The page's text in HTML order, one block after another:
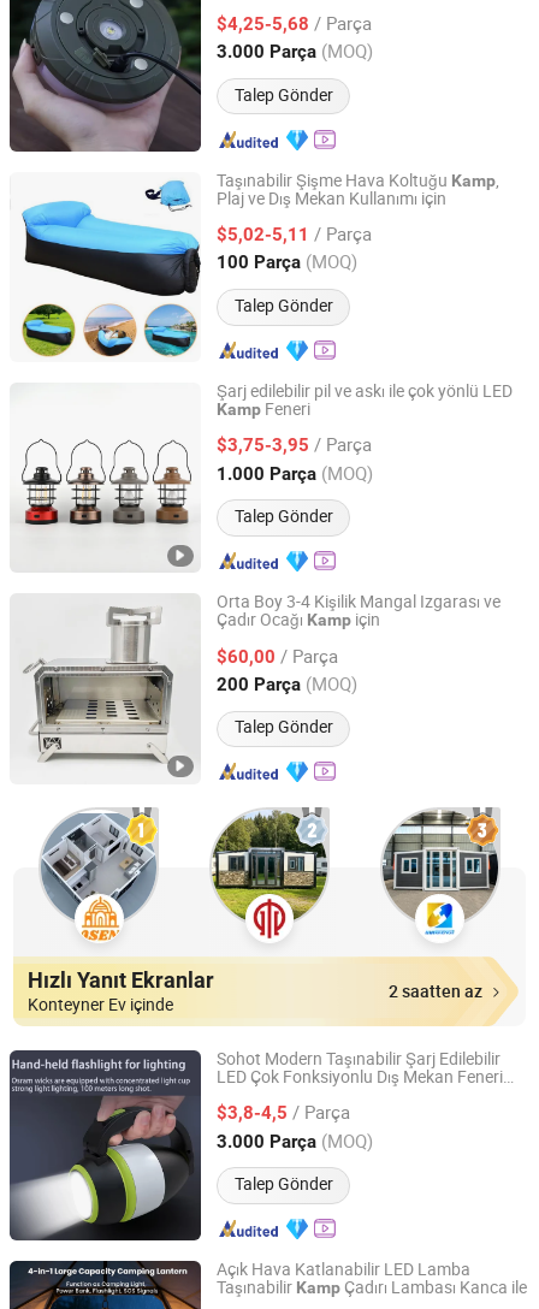
$4,25-5,68 / Parça
3.000 Parça (MOQ)
Talep Gönder
Zhejiang, China Fiyat 2026
Taşınabilir Şişme Hava Koltuğu Kamp,
Plaj ve Dış Mekan Kullanımı için
$5,02-5,11 / Parça
100 Parça (MOQ)
Talep Gönder
JIAZI GROUP CO., LTD.
Fujian, China Fiyat 2026
Şarj edilebilir pil ve askı ile çok yönlü LED
Kamp Feneri
$3,75-3,95 / Parça
1.000 Parça (MOQ)
Talep Gönder
KAM SING STATIONERY & GIFT (YUYAO) CO., LTD.
Zhejiang, China Fiyat 2024
Orta Boy 3-4 Kişilik Mangal Izgarası ve
Çadır Ocağı Kamp için
$60,00 / Parça
200 Parça (MOQ)
Talep Gönder
Jiangmen HC Koinen Hardware Factory
Guangdong, China Fiyat 2019
Hızlı Yanıt Ekranlar
Konteyner Ev içinde
2 saatten az
Sohot Modern Taşınabilir Şarj Edilebilir
LED Çok Fonksiyonlu Dış Mekan Feneri
Kampİçin Derecelendirilmiş Araştırma
$3,8-4,5 / Parça
3.000 Parça (MOQ)
Talep Gönder
Ninghai Sohot Electrical Appliances Co., Ltd.
Zhejiang, China Fiyat 2026
Açık Hava Katlanabilir LED Lamba
Taşınabilir Kamp Çadırı Lambası Kanca ile
Wuhan Youlaixin Electronic Technology Co., Ltd.